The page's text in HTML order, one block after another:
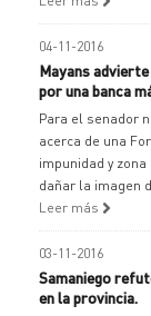
04-11-2016
Mayans
por una banca
Para el senador
acerca de una
impunidad y
dañar la imagen
Leer más
03-11-2016
Samaniego
en la provincia.